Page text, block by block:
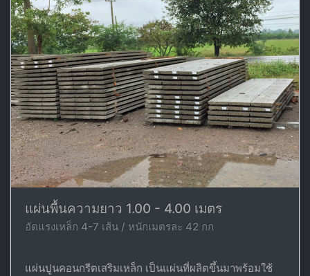
แผ่นพื้นความยาว 1.00 - 4.00 เมตร
อัดแรงเหล็ก 4-7 เส้น / หนักเมตรละ 42 กก
แผ่นปูนคอนกรีตเสริมเหล็ก เป็นแผ่นที่ผลิตขึ้นมาพร้อมใช้